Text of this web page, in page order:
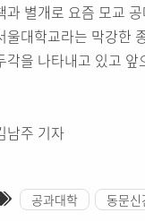
과 별개로 요즘 모교
울대학교라는 막강한
각을 나타내고 있고
남주 기자
공과대학 동문신